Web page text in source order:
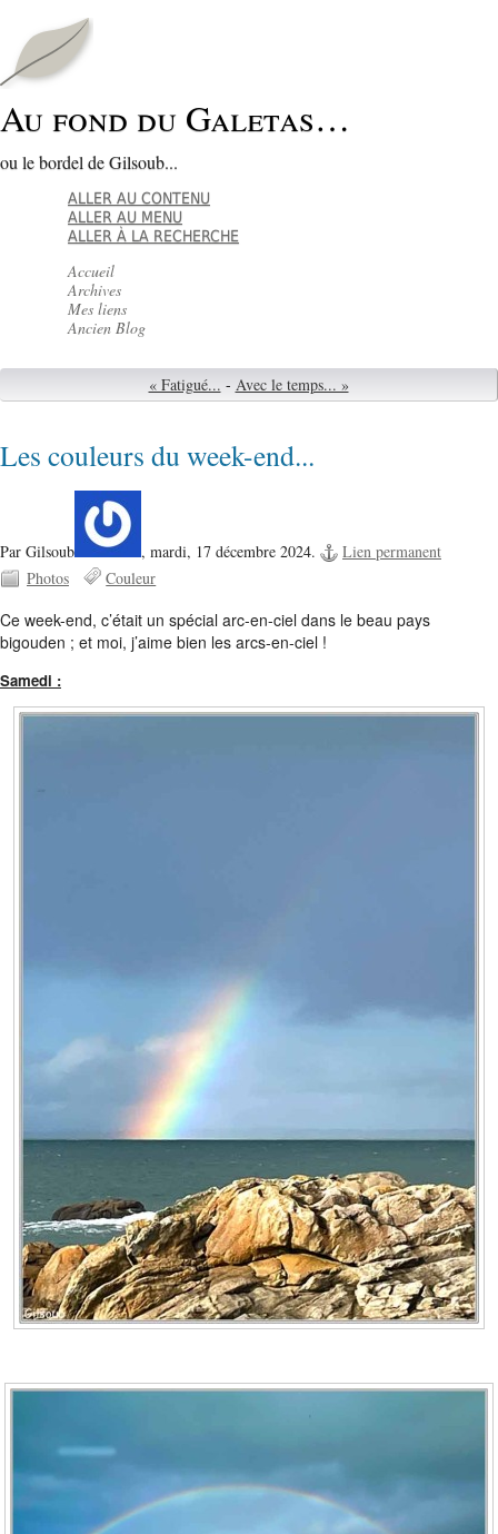
Au fond du Galetas…
ou le bordel de Gilsoub...
ALLER AU CONTENU
ALLER AU MENU
ALLER À LA RECHERCHE
Accueil
Archives
Mes liens
Ancien Blog
« Fatigué... - Avec le temps... »
Les couleurs du week-end...
Par Gilsoub , mardi, 17 décembre 2024.
Lien permanent
Photos
Couleur
Ce week-end, c’était un spécial arc-en-ciel dans le beau pays
bigouden ; et moi, j’aime bien les arcs-en-ciel !
Samedi :